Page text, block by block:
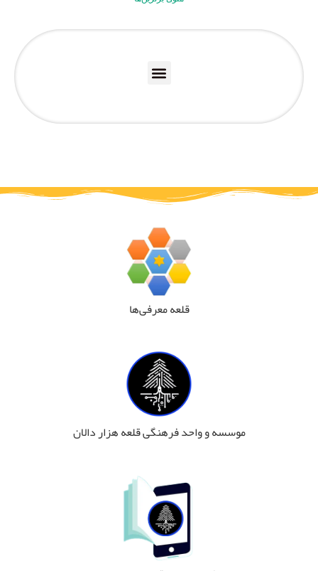
قلعه معرفی‌ها
موسسه و واحد فرهنگی قلعه هزار دالان